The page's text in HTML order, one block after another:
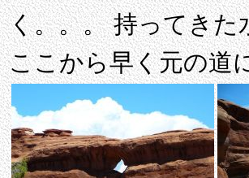
く。。。 持ってき
ここから早く元の道